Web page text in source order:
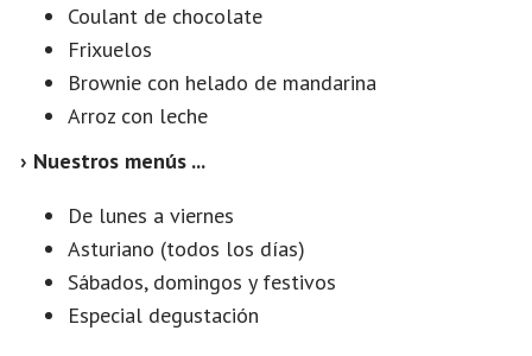
Coulant de chocolate
Frixuelos
Brownie con helado de mandarina
Arroz con leche
› Nuestros menús ...
De lunes a viernes
Asturiano (todos los días)
Sábados, domingos y festivos
Especial degustación